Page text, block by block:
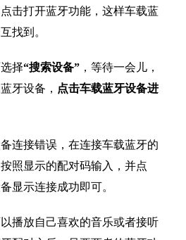
击打开蓝牙功能，这样车载蓝
找到。
择“搜索设备” ，等待一会儿，
牙设备， 点击车载蓝牙设备进
连接错误，在连接车载蓝牙的
按照显示的配对码输入，并点
显示连接成功即可。
播放自己喜欢的音乐或者接听